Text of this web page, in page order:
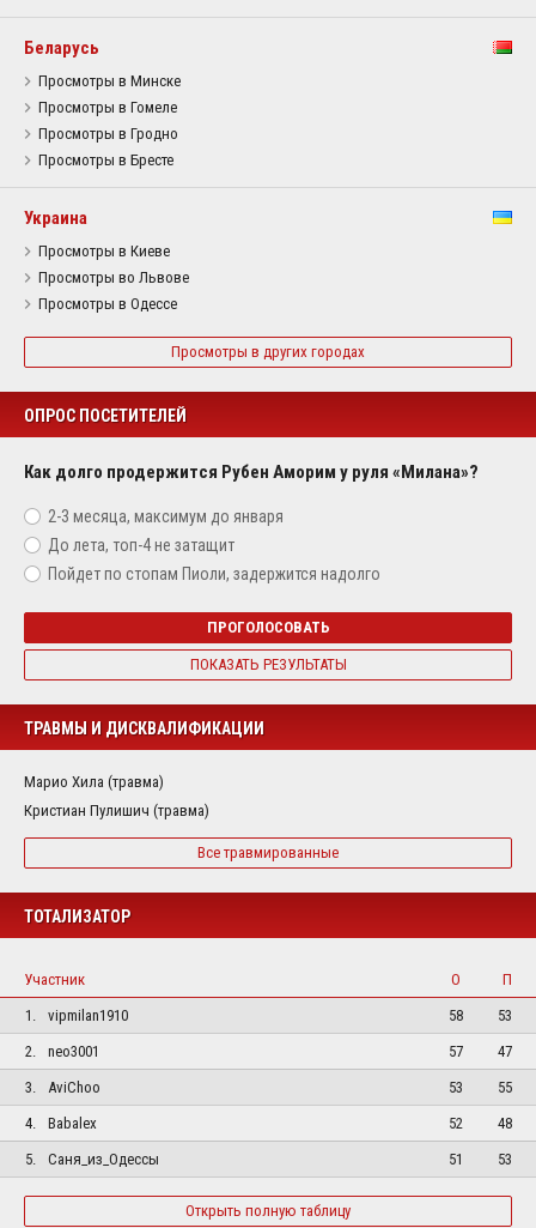
Беларусь
Просмотры в Минске
Просмотры в Гомеле
Просмотры в Гродно
Просмотры в Бресте
Украина
Просмотры в Киеве
Просмотры во Львове
Просмотры в Одессе
Просмотры в других городах
ОПРОС ПОСЕТИТЕЛЕЙ
Как долго продержится Рубен Аморим у руля «Милана»?
2-3 месяца, максимум до января
До лета, топ-4 не затащит
Пойдет по стопам Пиоли, задержится надолго
ПРОГОЛОСОВАТЬ
ПОКАЗАТЬ РЕЗУЛЬТАТЫ
ТРАВМЫ И ДИСКВАЛИФИКАЦИИ
Марио Хила (травма)
Кристиан Пулишич (травма)
Все травмированные
ТОТАЛИЗАТОР
Участник О
П
1.
vipmilan1910 58
53
2.
neo3001 57
47
3.
AviChoo 53
55
4.
Babalex 52
48
5.
Саня_из_Одессы 51 53
Открыть полную таблицу